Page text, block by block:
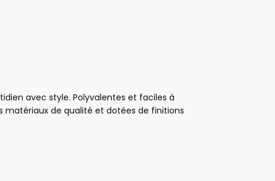
avec style. Polyvalentes et faciles à
matériaux de qualité et dotées de finitions
modernes et intemporelles, les bottines